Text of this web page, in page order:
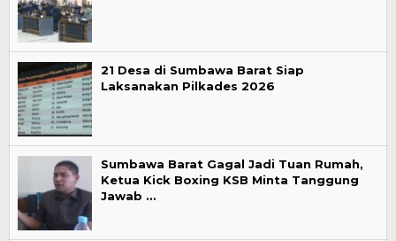
21 Desa di Sumbawa Barat Siap
Laksanakan Pilkades 2026
Sumbawa Barat Gagal Jadi Tuan Rumah,
Ketua Kick Boxing KSB Minta Tanggung
Jawab …